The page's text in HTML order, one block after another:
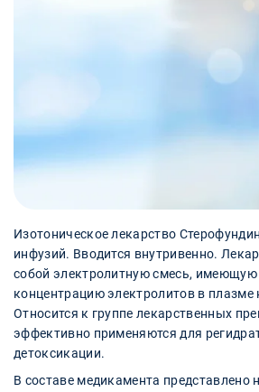
Изотоническое лекарство
инфузий. Вводится внутривенно.
собой электролитную смесь,
концентрацию электролитов в плазме
Относится к группе лекарственных
эффективно применяются для
детоксикации.
В составе медикамента представлено